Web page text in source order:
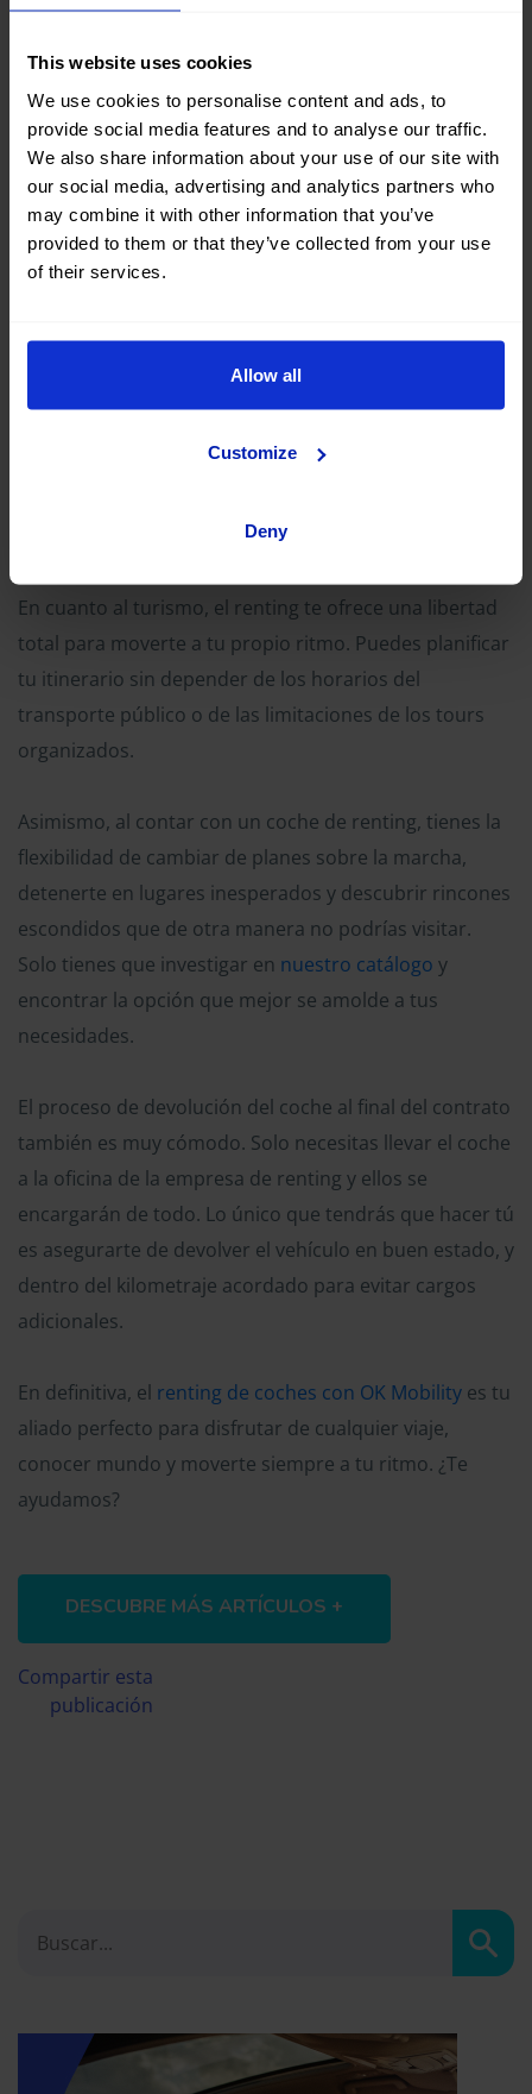
This website uses cookies
We use cookies to personalise content and ads, to
provide social media features and to analyse our traffic.
We also share information about your use of our site with
our social media, advertising and analytics partners who
may combine it with other information that you’ve
provided to them or that they’ve collected from your use
of their services.
Allow all
Customize
Deny
presupuesto sin sorpresas desagradables. No tendrás
que preocuparte por gastos inesperados de
reparación o mantenimiento, lo que te da una
tranquilidad adicional.
Además, para los amantes de la tecnología y la
innovación, el renting de coche es una excelente
en el sector automovilístico. Los vehículos de renting
suelen ser modelos nuevos o recientes, equipados con
las últimas tecnologías en seguridad, entretenimiento
y eficiencia energética.
Ve a donde quieras
En cuanto al turismo, el renting te ofrece una libertad
total para moverte a tu propio ritmo. Puedes planificar
tu itinerario sin depender de los horarios del
transporte público o de las limitaciones de los tours
organizados.
Asimismo, al contar con un coche de renting, tienes la
flexibilidad de cambiar de planes sobre la marcha,
detenerte en lugares inesperados y descubrir rincones
escondidos que de otra manera no podrías visitar.
Solo tienes que investigar en nuestro catálogo y
encontrar la opción que mejor se amolde a tus
necesidades.
El proceso de devolución del coche al final del contrato
también es muy cómodo. Solo necesitas llevar el coche
a la oficina de la empresa de renting y ellos se
encargarán de todo. Lo único que tendrás que hacer tú
es asegurarte de devolver el vehículo en buen estado, y
dentro del kilometraje acordado para evitar cargos
adicionales.
En definitiva, el renting de coches con OK Mobility es tu
aliado perfecto para disfrutar de cualquier viaje,
conocer mundo y moverte siempre a tu ritmo. ¿Te
ayudamos?
DESCUBRE MÁS ARTÍCULOS +
Compartir esta
publicación